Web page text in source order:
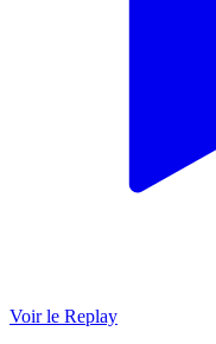
Voir le Replay